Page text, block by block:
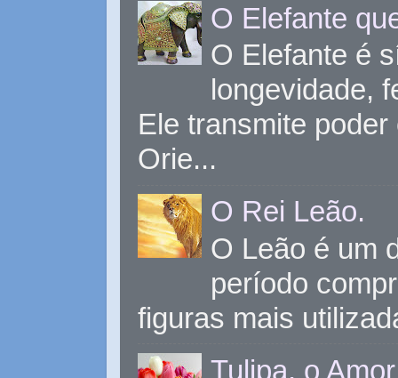
O Elefante
O Elefante é
longevidade,
Ele transmite
Orie...
O Rei Leão.
O Leão é um
período
figuras mais
Tulipa, o